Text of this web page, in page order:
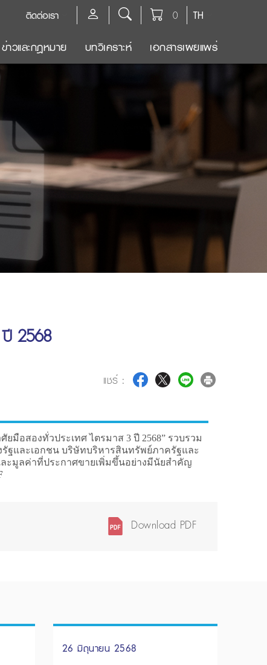
TH
0
ติดต่อเรา
ข่าวและกฎหมาย บทวิเคราะห์ เอกสารเผยแพร่
2568
แชร์ :
อสองทั่วประเทศ ไตรมาส 3 ปี 2568” รวบรวม
ฐและเอกชน บริษัทบริหารสินทรัพย์ภาครัฐและ
ละมูลค่าที่ประกาศขายเพิ่มขึ้นอย่างมีนัยสำคัญ
Download PDF
26 มิถุนายน 2568